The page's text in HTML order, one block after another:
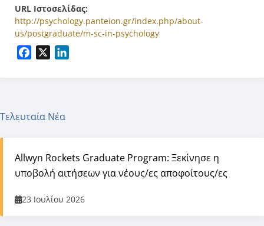
URL Ιστοσελίδας:
http://psychology.panteion.gr/index.php/about-
us/postgraduate/m-sc-in-psychology
Facebook
Τελευταία Νέα
Allwyn Rockets Graduate Program: Ξεκίνησε η
υποβολή αιτήσεων για νέους/ες αποφοίτους/ες
23 Ιουλίου 2026